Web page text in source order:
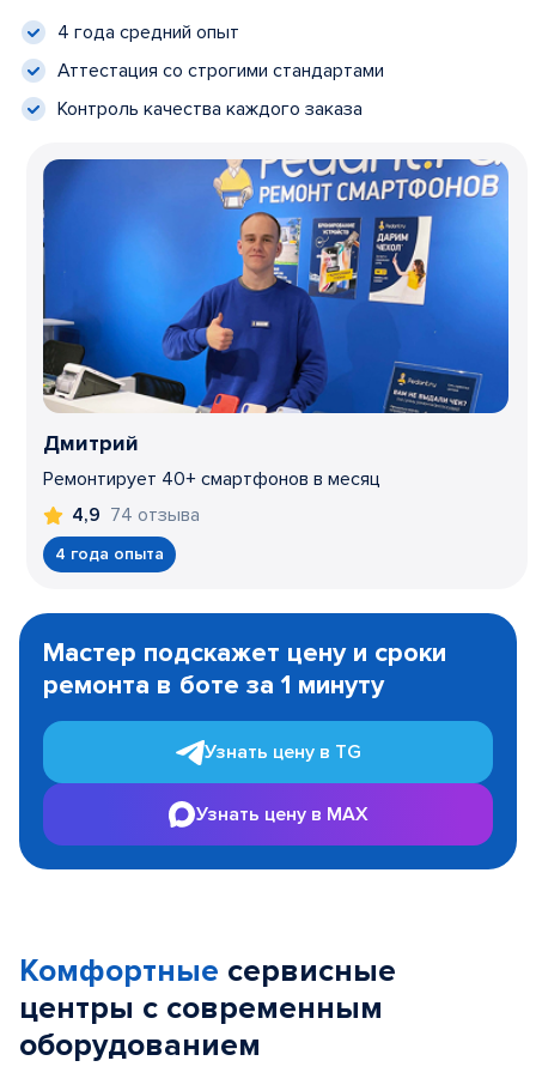
4 года средний опыт
Аттестация со строгими стандартами
Контроль качества каждого заказа
Дмитрий
Ремонтирует 40+ смартфонов в месяц
4,9 74 отзыва
4 года опыта
1
Мастер подскажет цену и сроки
ремонта в боте за 1 минуту
Узнать цену в TG
Узнать цену в MAX
Комфортные сервисные
центры с современным
оборудованием